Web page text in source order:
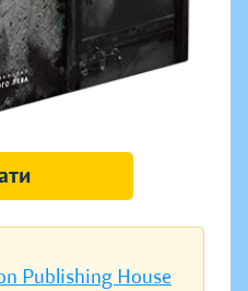
Publishing House